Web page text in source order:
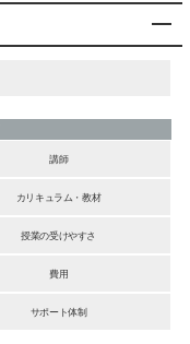
講師
カリキュラム・教材
授業の受けやすさ
費用
サポート体制